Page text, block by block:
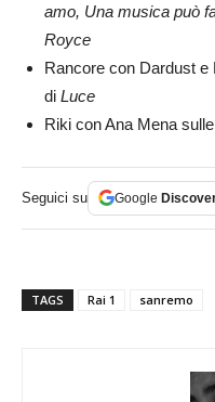
amo, Una musica può
Royce
Rancore con Dardust e
di Luce
Riki con Ana Mena
Seguici su Google
TAGS Rai 1 sanremo